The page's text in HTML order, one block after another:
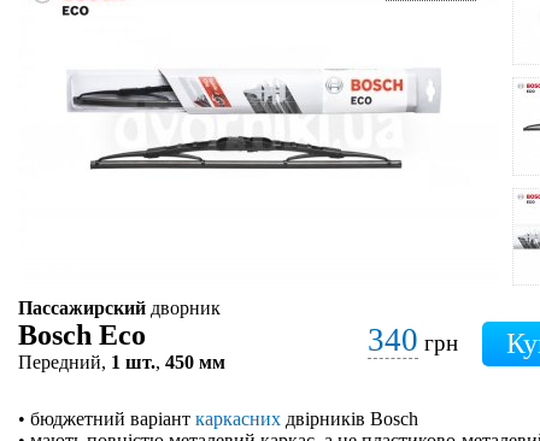
Пассажирский дворник
Bosch Eco
Передний, 1 шт., 450 мм
340 грн
• бюджетний варіант каркасних двірників Bosch